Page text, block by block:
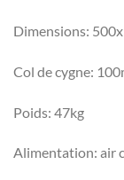
Dimensions:
Col de cygne:
Poids: 47kg
Alimentation: air